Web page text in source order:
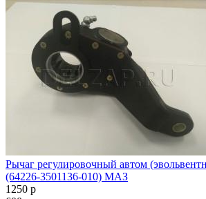
Рычаг регулировочный автом
(64226-3501136-010) МАЗ
1250 p